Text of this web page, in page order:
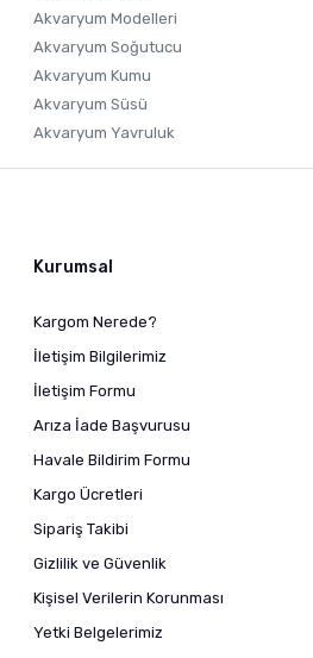
Akvaryum Modelleri
Akvaryum Soğutucu
Akvaryum Kumu
Akvaryum Süsü
Akvaryum Yavruluk
Kurumsal
Kargom Nerede?
İletişim Bilgilerimiz
İletişim Formu
Arıza İade Başvurusu
Havale Bildirim Formu
Kargo Ücretleri
Sipariş Takibi
Gizlilik ve Güvenlik
Kişisel Verilerin Korunması
Yetki Belgelerimiz